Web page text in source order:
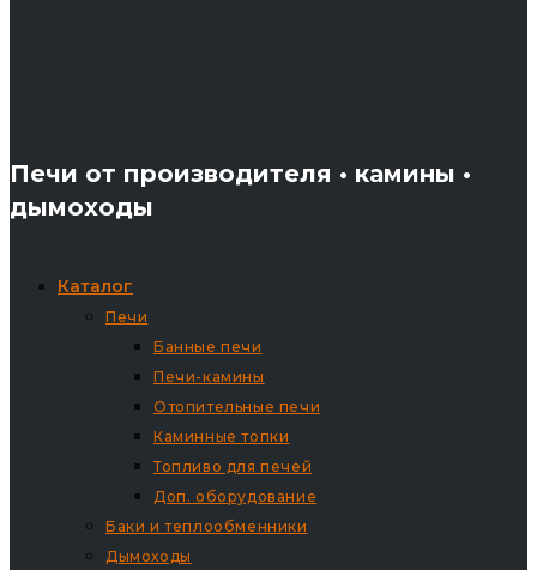
Печи от производителя • камины •
дымоходы
Каталог
Печи
Банные печи
Печи-камины
Отопительные печи
Каминные топки
Топливо для печей
Доп. оборудование
Баки и теплообменники
Дымоходы